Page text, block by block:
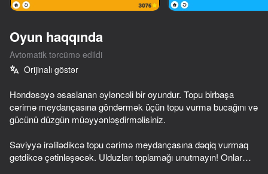
OYNA
Go Escape
74
Neon Ride
60
Smash Everything to Pieces!
69
Oyun haqqında
Avtomatik tərcümə edildi
Orijinalı göstər
Həndəsəyə əsaslanan əyləncəli bir oyundur. Topu birbaşa
cərimə meydançasına göndərmək üçün topu vurma bucağını və
gücünü düzgün müəyyənləşdirməlisiniz.
Səviyyə irəlilədikcə topu cərimə meydançasına dəqiq vurmaq
getdikcə çətinləşəcək. Ulduzları toplamağı unutmayın! Onlar